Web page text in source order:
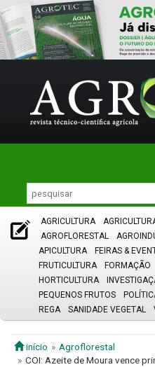
AGRICULTURA
AGROFLORESTAL
APICULTURA
FEIRAS &
FRUTICULTURA
FORMAÇÃO
HORTICULTURA
PEQUENOS FRUTOS
REGA
SANIDADE VEGETAL
início
Agroflorestal
COI: Azeite de Moura vence